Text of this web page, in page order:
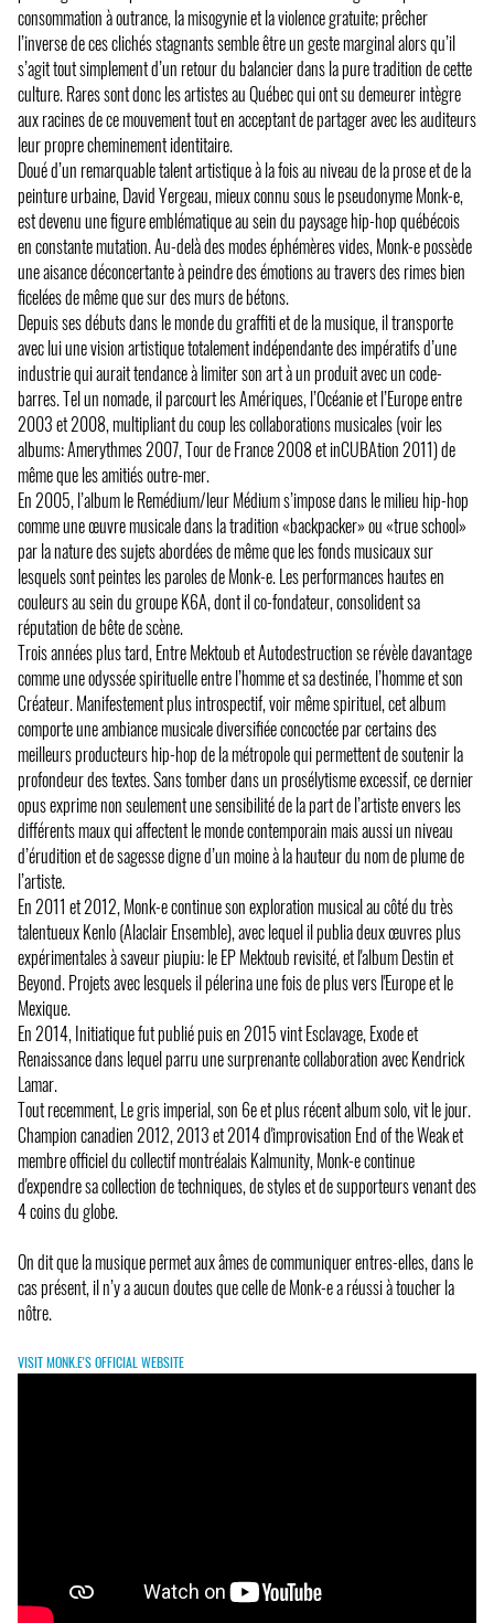
consommation à outrance, la misogynie et la violence gratuite; prêcher
l’inverse de ces clichés stagnants semble être un geste marginal alors qu’il
s’agit tout simplement d’un retour du balancier dans la pure tradition de cette
culture. Rares sont donc les artistes au Québec qui ont su demeurer intègre
aux racines de ce mouvement tout en acceptant de partager avec les auditeurs
leur propre cheminement identitaire.
Doué d’un remarquable talent artistique à la fois au niveau de la prose et de la
peinture urbaine, David Yergeau, mieux connu sous le pseudonyme Monk-e,
est devenu une figure emblématique au sein du paysage hip-hop québécois
en constante mutation. Au-delà des modes éphémères vides, Monk-e possède
une aisance déconcertante à peindre des émotions au travers des rimes bien
ficelées de même que sur des murs de bétons.
Depuis ses débuts dans le monde du graffiti et de la musique, il transporte
avec lui une vision artistique totalement indépendante des impératifs d’une
industrie qui aurait tendance à limiter son art à un produit avec un code-
barres. Tel un nomade, il parcourt les Amériques, l’Océanie et l’Europe entre
2003 et 2008, multipliant du coup les collaborations musicales (voir les
albums: Amerythmes 2007, Tour de France 2008 et inCUBAtion 2011) de
même que les amitiés outre-mer.
En 2005, l’album le Remédium/leur Médium s’impose dans le milieu hip-hop
comme une œuvre musicale dans la tradition «backpacker» ou «true school»
par la nature des sujets abordées de même que les fonds musicaux sur
lesquels sont peintes les paroles de Monk-e. Les performances hautes en
couleurs au sein du groupe K6A, dont il co-fondateur, consolident sa
réputation de bête de scène.
Trois années plus tard, Entre Mektoub et Autodestruction se révèle davantage
comme une odyssée spirituelle entre l’homme et sa destinée, l’homme et son
Créateur. Manifestement plus introspectif, voir même spirituel, cet album
comporte une ambiance musicale diversifiée concoctée par certains des
meilleurs producteurs hip-hop de la métropole qui permettent de soutenir la
profondeur des textes. Sans tomber dans un prosélytisme excessif, ce dernier
opus exprime non seulement une sensibilité de la part de l’artiste envers les
différents maux qui affectent le monde contemporain mais aussi un niveau
d’érudition et de sagesse digne d’un moine à la hauteur du nom de plume de
l’artiste.
En 2011 et 2012, Monk-e continue son exploration musical au côté du très
talentueux Kenlo (Alaclair Ensemble), avec lequel il publia deux œuvres plus
expérimentales à saveur piupiu: le EP Mektoub revisité, et l'album Destin et
Beyond. Projets avec lesquels il pélerina une fois de plus vers l'Europe et le
Mexique.
En 2014, Initiatique fut publié puis en 2015 vint Esclavage, Exode et
Renaissance dans lequel parru une surprenante collaboration avec Kendrick
Lamar.
Tout recemment, Le gris imperial, son 6e et plus récent album solo, vit le jour.
Champion canadien 2012, 2013 et 2014 d'improvisation End of the Weak et
membre officiel du collectif montréalais Kalmunity, Monk-e continue
d'expendre sa collection de techniques, de styles et de supporteurs venant des
4 coins du globe.
On dit que la musique permet aux âmes de communiquer entres-elles, dans le
cas présent, il n’y a aucun doutes que celle de Monk-e a réussi à toucher la
nôtre.
VISIT MONK.E'S OFFICIAL WEBSITE